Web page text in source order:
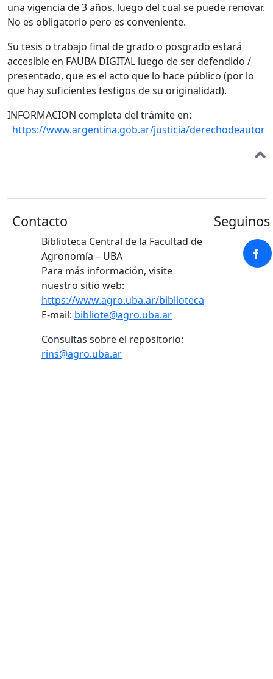
una vigencia de 3 años, luego del cual se puede renovar.
No es obligatorio pero es conveniente.
Su tesis o trabajo final de grado o posgrado estará
accesible en FAUBA DIGITAL luego de ser defendido /
presentado, que es el acto que lo hace público (por lo
que hay suficientes testigos de su originalidad).
INFORMACION completa del trámite en:
https://www.argentina.gob.ar/justicia/derechodeautor
Contacto
Biblioteca Central de la Facultad de
Agronomía – UBA
Para más información, visite
nuestro sitio web:
https://www.agro.uba.ar/biblioteca
E-mail: bibliote@agro.uba.ar
Consultas sobre el repositorio:
rins@agro.uba.ar